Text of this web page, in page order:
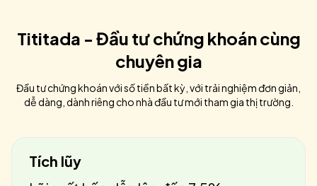
Tititada - Đầu tư chứng khoán cùng
chuyên gia
Đầu tư chứng khoán với số tiền bất kỳ, với trải nghiệm đơn giản,
dễ dàng, dành riêng cho nhà đầu tư mới tham gia thị trường.
Tích lũy